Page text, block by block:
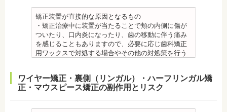
矯正装置が直接的な原因となるもの
・矯正治療中に装置が当たることで頬の内側に傷が
ついたり、口内炎になったり、歯の移動に伴う痛み
を感じることもありますので、必要に応じ歯科矯正
用ワックスで対処する場合やその他の対処策を行う
が、数ヶ月で慣れることが多いです。
・装置の装着中は発音しづらいことがあります。
・矯正装置を装着した直後や、ワイヤーを交換した
直後に痛みを感じることがありますが、数日でおさ
ワイヤー矯正・裏側（リンガル）・ハーフリンガル矯
正・マウスピース矯正の副作用とリスク